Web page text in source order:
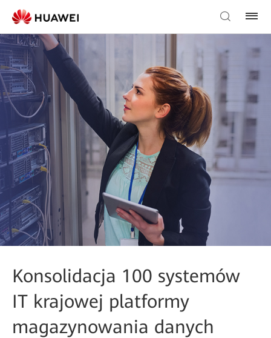
Konsolidacja 100 systemów
IT krajowej platformy
magazynowania danych